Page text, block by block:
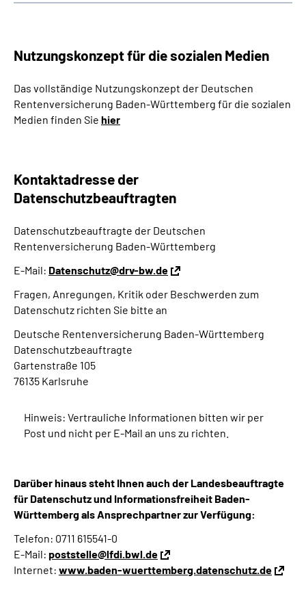
Nutzungskonzept für die sozialen Medien
Das vollständige Nutzungskonzept der Deutschen
Rentenversicherung Baden-Württemberg für die sozialen
Medien finden Sie hier
Kontaktadresse der
Datenschutzbeauftragten
Datenschutzbeauftragte der Deutschen
Rentenversicherung Baden-Württemberg
E-Mail: Datenschutz@drv-bw.de
Fragen, Anregungen, Kritik oder Beschwerden zum
Datenschutz richten Sie bitte an
Deutsche Rentenversicherung Baden-Württemberg
Datenschutzbeauftragte
Gartenstraße 105
76135 Karlsruhe
Hinweis: Vertrauliche Informationen bitten wir per
Post und nicht per E-Mail an uns zu richten.
Darüber hinaus steht Ihnen auch der Landesbeauftragte
für Datenschutz und Informationsfreiheit Baden-
Württemberg als Ansprechpartner zur Verfügung:
Telefon: 0711 615541-0
E-Mail: poststelle@lfdi.bwl.de
Internet: www.baden-wuerttemberg.datenschutz.de